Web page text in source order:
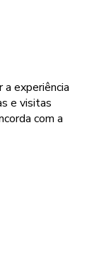
a experiência
e visitas
com a